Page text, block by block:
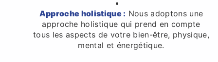
Approche holistique : Nous adoptons une
approche holistique qui prend en compte
tous les aspects de votre bien-être, physique,
mental et énergétique.